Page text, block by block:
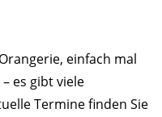
einfach mal
es gibt viele
Termine finden Sie